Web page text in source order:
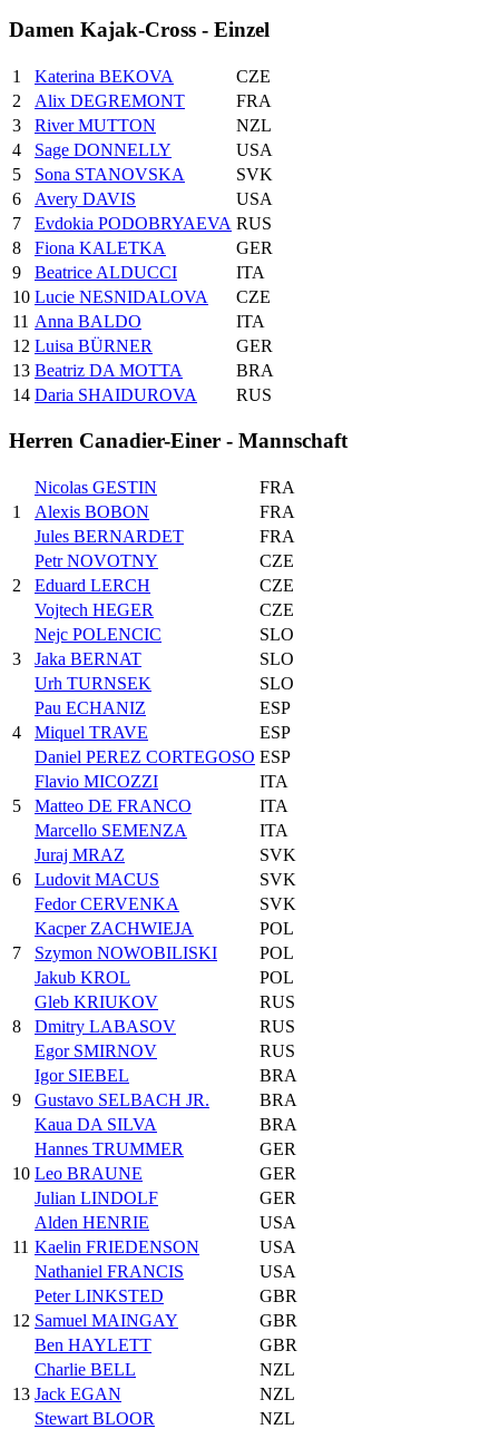
Damen Kajak-Cross - Einzel
1 Katerina BEKOVA
CZE
2
Alix DEGREMONT
FRA
3
River MUTTON
NZL
4
Sage DONNELLY
USA
5
Sona STANOVSKA
SVK
6
Avery DAVIS
USA
7
Evdokia PODOBRYAEVA RUS
8
Fiona KALETKA
GER
9
Beatrice ALDUCCI
ITA
10 Lucie NESNIDALOVA
CZE
11 Anna BALDO
ITA
12 Luisa BÜRNER
GER
13 Beatriz DA MOTTA
BRA
14 Daria SHAIDUROVA RUS
Herren Canadier-Einer - Mannschaft
1
Nicolas GESTIN
FRA
Alexis BOBON
FRA
Jules BERNARDET
FRA
2
Petr NOVOTNY
CZE
Eduard LERCH
CZE
Vojtech HEGER
CZE
3
Nejc POLENCIC
SLO
Jaka BERNAT
SLO
Urh TURNSEK
SLO
4
Pau ECHANIZ
ESP
Miquel TRAVE
ESP
Daniel PEREZ CORTEGOSO ESP
5
Flavio MICOZZI
ITA
Matteo DE FRANCO
ITA
Marcello SEMENZA
ITA
6
Juraj MRAZ
SVK
Ludovit MACUS
SVK
Fedor CERVENKA
SVK
7
Kacper ZACHWIEJA
POL
Szymon NOWOBILISKI
POL
Jakub KROL
POL
8
Gleb KRIUKOV
RUS
Dmitry LABASOV
RUS
Egor SMIRNOV
RUS
9
Igor SIEBEL
BRA
Gustavo SELBACH JR.
BRA
Kaua DA SILVA
BRA
10
Hannes TRUMMER
GER
Leo BRAUNE
GER
Julian LINDOLF
GER
11
Alden HENRIE
USA
Kaelin FRIEDENSON
USA
Nathaniel FRANCIS
USA
12
Peter LINKSTED
GBR
Samuel MAINGAY
GBR
Ben HAYLETT
GBR
13
Charlie BELL
NZL
Jack EGAN
NZL
Stewart BLOOR
NZL